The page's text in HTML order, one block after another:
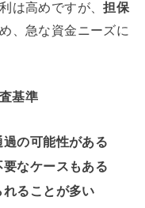
は高めですが、担保
、急な資金ニーズに
基準
の可能性がある
なケースもある
れることが多い